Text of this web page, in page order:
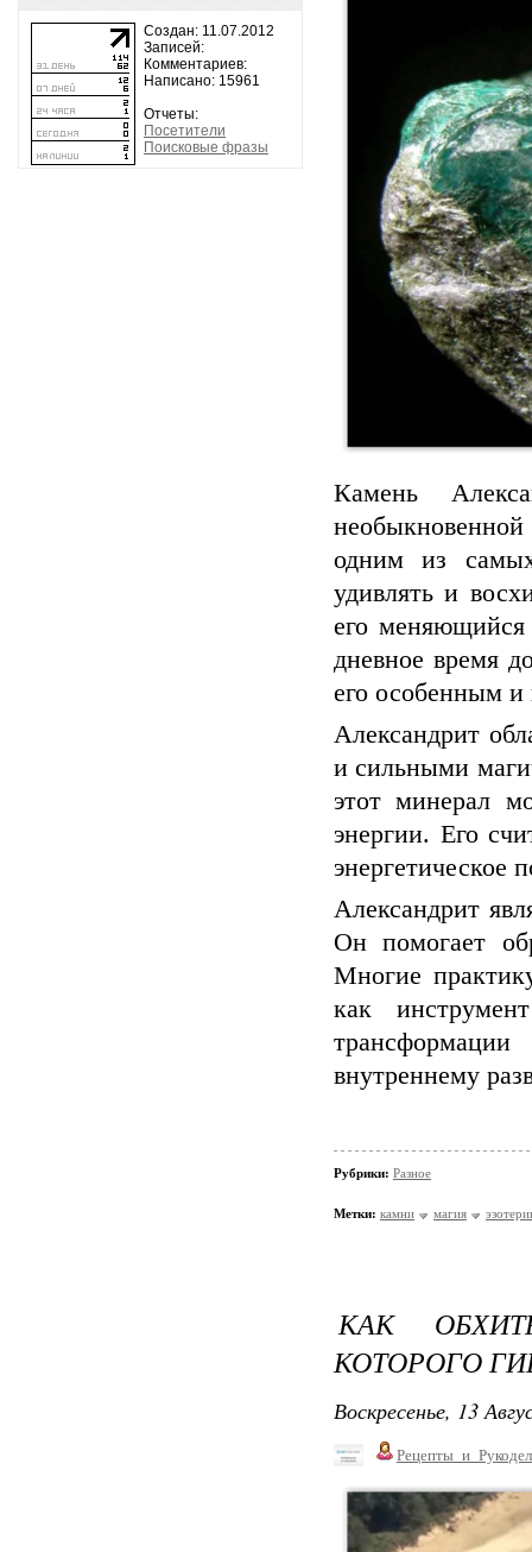
Создан: 11.07.2012
Записей:
Комментариев:
Написано: 15961
Отчеты:
Посетители
Поисковые фразы
Камень
одним из
удивлять и
его меняющийся
дневное время
его особенным и
Александрит
и сильными
этот минерал
энергии. Его
энергетическое
Александрит
Он помогает
Многие
как
внутреннему
Рубрики: Разное
Метки: камни магия
КАК
КОТОРОГО
Воскресенье, 13